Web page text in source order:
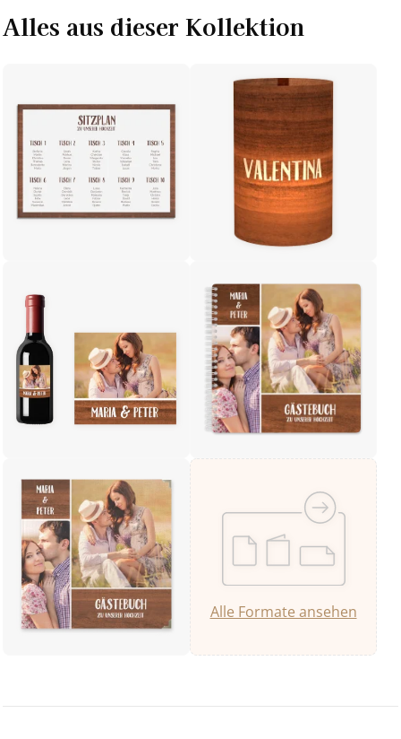
Alles aus dieser Kollektion
Alle Formate ansehen